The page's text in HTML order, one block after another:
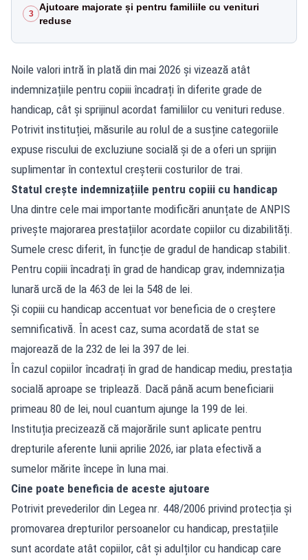
3
Ajutoare majorate și pentru familiile cu venituri
reduse
Noile valori intră în plată din mai 2026 și vizează atât
indemnizațiile pentru copiii încadrați în diferite grade de
handicap, cât și sprijinul acordat familiilor cu venituri reduse.
Potrivit instituției, măsurile au rolul de a susține categoriile
expuse riscului de excluziune socială și de a oferi un sprijin
suplimentar în contextul creșterii costurilor de trai.
Statul crește indemnizațiile pentru copiii cu handicap
Una dintre cele mai importante modificări anunțate de ANPIS
privește majorarea prestațiilor acordate copiilor cu dizabilități.
Sumele cresc diferit, în funcție de gradul de handicap stabilit.
Pentru copiii încadrați în grad de handicap grav, indemnizația
lunară urcă de la 463 de lei la 548 de lei.
Și copiii cu handicap accentuat vor beneficia de o creștere
semnificativă. În acest caz, suma acordată de stat se
majorează de la 232 de lei la 397 de lei.
În cazul copiilor încadrați în grad de handicap mediu, prestația
socială aproape se triplează. Dacă până acum beneficiarii
primeau 80 de lei, noul cuantum ajunge la 199 de lei.
Instituția precizează că majorările sunt aplicate pentru
drepturile aferente lunii aprilie 2026, iar plata efectivă a
sumelor mărite începe în luna mai.
Cine poate beneficia de aceste ajutoare
Potrivit prevederilor din Legea nr. 448/2006 privind protecția și
promovarea drepturilor persoanelor cu handicap, prestațiile
sunt acordate atât copiilor, cât și adulților cu handicap care